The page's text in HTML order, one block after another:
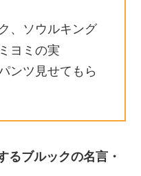
、ソウルキング
ヨミの実
ンツ見せてもら
るブルックの名言・